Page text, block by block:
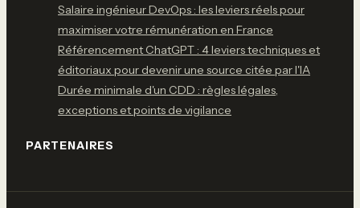
Salaire ingénieur DevOps : les leviers réels pour
maximiser votre rémunération en France
Référencement ChatGPT : 4 leviers techniques et
éditoriaux pour devenir une source citée par l'IA
Durée minimale d'un CDD : règles légales,
exceptions et points de vigilance
PARTENAIRES